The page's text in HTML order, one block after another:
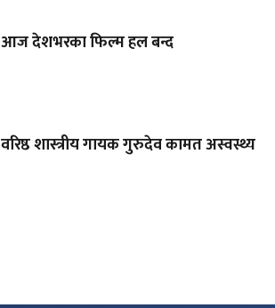
आज देशभरका फिल्म हल बन्द
वरिष्ठ शास्त्रीय गायक गुरुदेव कामत अस्वस्थ्य